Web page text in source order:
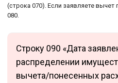
(строка 070). Если заявляете вычет
080.
Строку 090 «Дата
распределении
вычета/понесенных